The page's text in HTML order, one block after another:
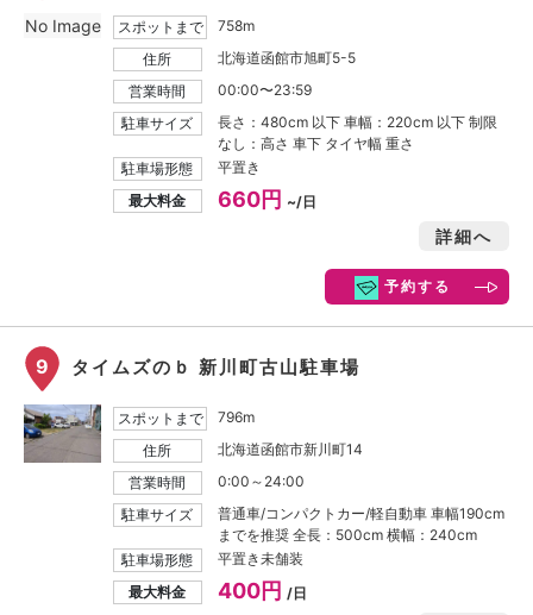
スポットまで
758m
住所
北海道函館市旭町5-5
営業時間
00:00〜23:59
駐車サイズ
長さ：480cm 以下 車幅：220cm 以下 制限
なし：高さ 車下 タイヤ幅 重さ
駐車場形態
平置き
最大料金
660円 ~/日
詳細へ
予約する
No Image
9 タイムズのｂ 新川町古山駐車場
スポットまで
796m
住所
北海道函館市新川町14
営業時間
0:00～24:00
駐車サイズ
普通車/コンパクトカー/軽自動車 車幅190cm
までを推奨 全長：500cm 横幅：240cm
駐車場形態
平置き未舗装
最大料金
400円 /日